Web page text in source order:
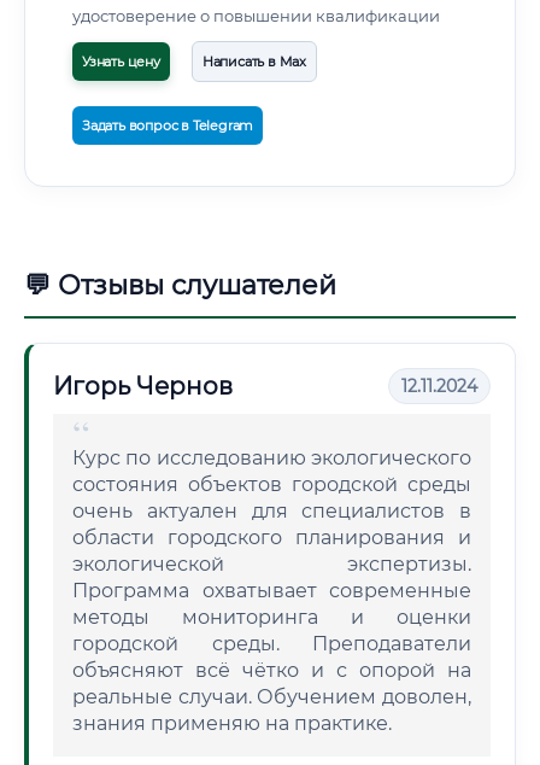
удостоверение о повышении квалификации
Узнать цену Написать в Max
Задать вопрос в Telegram
💬 Отзывы слушателей
Игорь Чернов 12.11.2024
Курс по исследованию экологического
состояния объектов городской среды
очень актуален для специалистов в
области городского планирования и
экологической экспертизы.
Программа охватывает современные
методы мониторинга и оценки
городской среды. Преподаватели
объясняют всё чётко и с опорой на
реальные случаи. Обучением доволен,
знания применяю на практике.